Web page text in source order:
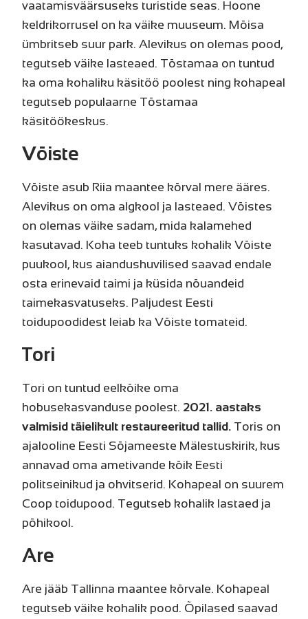
vaatamisväärsuseks turistide seas. Hoone
keldrikorrusel on ka väike muuseum. Mõisa
ümbritseb suur park. Alevikus on olemas pood,
tegutseb väike lasteaed. Tõstamaa on tuntud
ka oma kohaliku käsitöö poolest ning kohapeal
tegutseb populaarne Tõstamaa
käsitöökeskus.
Võiste
Võiste asub Riia maantee kõrval mere ääres.
Alevikus on oma algkool ja lasteaed. Võistes
on olemas väike sadam, mida kalamehed
kasutavad. Koha teeb tuntuks kohalik Võiste
puukool, kus aiandushuvilised saavad endale
osta erinevaid taimi ja küsida nõuandeid
taimekasvatuseks. Paljudest Eesti
toidupoodidest leiab ka Võiste tomateid.
Tori
Tori on tuntud eelkõike oma
hobusekasvanduse poolest. 2021. aastaks
valmisid täielikult restaureeritud tallid. Toris on
ajalooline Eesti Sõjameeste Mälestuskirik, kus
annavad oma ametivande kõik Eesti
politseinikud ja ohvitserid. Kohapeal on suurem
Coop toidupood. Tegutseb kohalik lastaed ja
põhikool.
Are
Are jääb Tallinna maantee kõrvale. Kohapeal
tegutseb väike kohalik pood. Õpilased saavad